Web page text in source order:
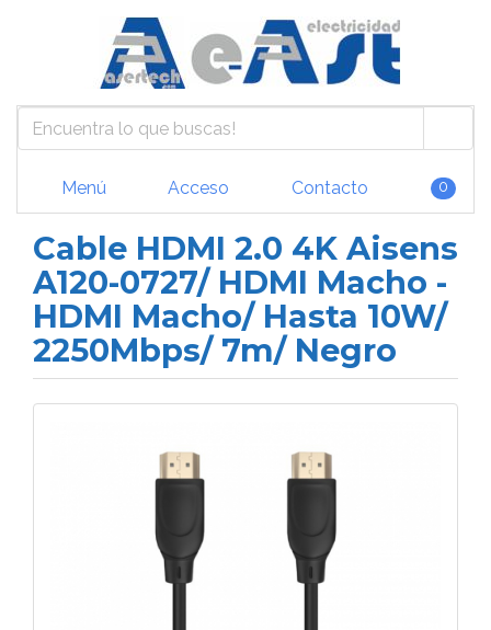
Menú Acceso Contacto 0
Cable HDMI 2.0 4K Aisens
A120-0727/ HDMI Macho -
HDMI Macho/ Hasta 10W/
2250Mbps/ 7m/ Negro